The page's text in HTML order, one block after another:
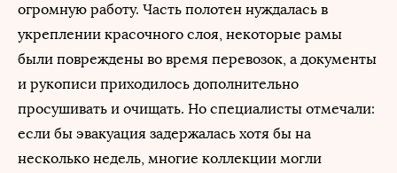
огромную работу. Часть полотен нуждалась в
укреплении красочного слоя, некоторые рамы
были повреждены во время перевозок, а документы
и рукописи приходилось дополнительно
просушивать и очищать. Но специалисты отмечали:
если бы эвакуация задержалась хотя бы на
несколько недель, многие коллекции могли